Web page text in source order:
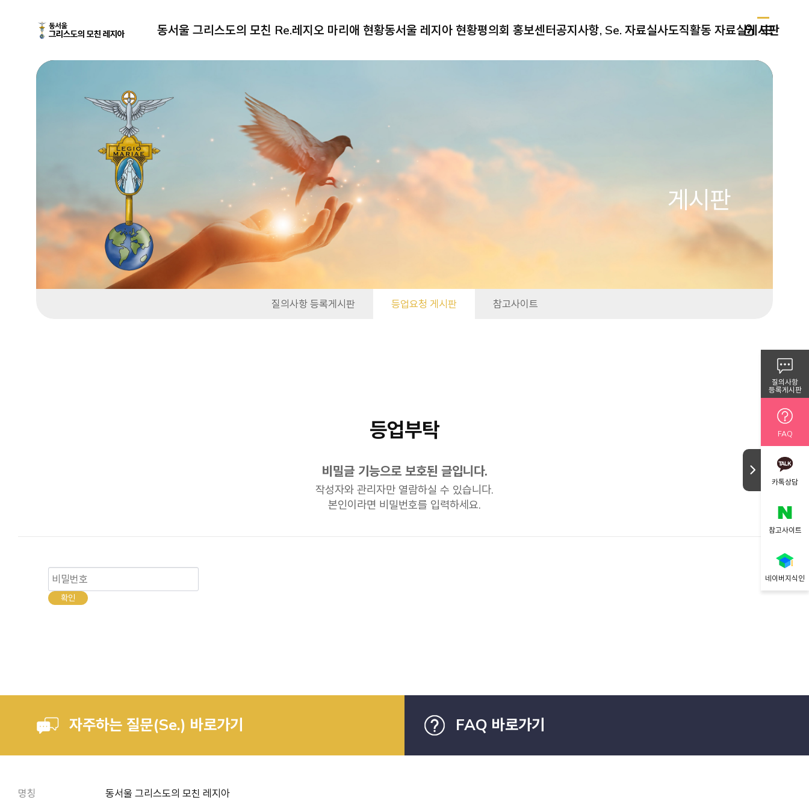
동서울 그리스도의 모친 Re.레지오 마리애 현황동서울 레지아 현황평의회 홍보센터공지사항, Se. 자료실사도직활동 자료실게시판
질의사항
등록게시판
FAQ
카톡상담
참고사이트
네이버지식인
게시판
질의사항 등록게시판 등업요청 게시판 참고사이트
등업부탁
비밀글 기능으로 보호된 글입니다.
작성자와 관리자만 열람하실 수 있습니다.
본인이라면 비밀번호를 입력하세요.
자주하는 질문(Se.) 바로가기 FAQ 바로가기
명칭 동서울 그리스도의 모친 레지아